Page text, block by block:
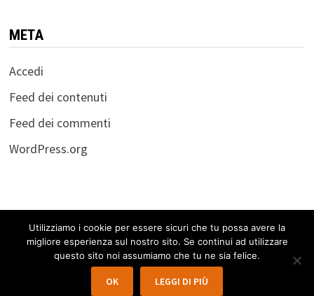
META
Accedi
Feed dei contenuti
Feed dei commenti
WordPress.org
Copyright © 2026Workshop "La guerra dell'euro:
Comprenderla per difenderci" 22.06.2013. Powered by
.
Utilizziamo i cookie per essere sicuri che tu possa avere la
migliore esperienza sul nostro sito. Se continui ad utilizzare
questo sito noi assumiamo che tu ne sia felice.
OK LEGGI DI PIÙ